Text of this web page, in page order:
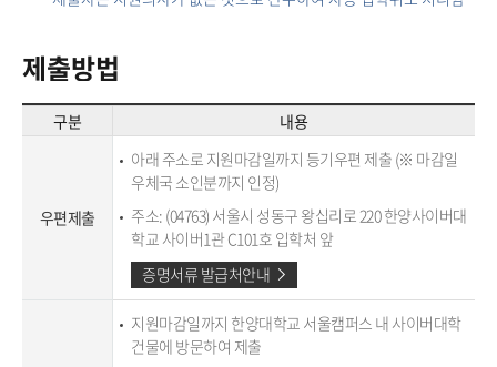
제출방법
구분 내용
우편제출
아래 주소로 지원마감일까지 등기우편 제출 (※ 마감일
우체국 소인분까지 인정)
주소: (04763) 서울시 성동구 왕십리로 220 한양사이버대
학교 사이버1관 C101호 입학처 앞
증명서류 발급처안내
지원마감일까지 한양대학교 서울캠퍼스 내 사이버대학
건물에 방문하여 제출